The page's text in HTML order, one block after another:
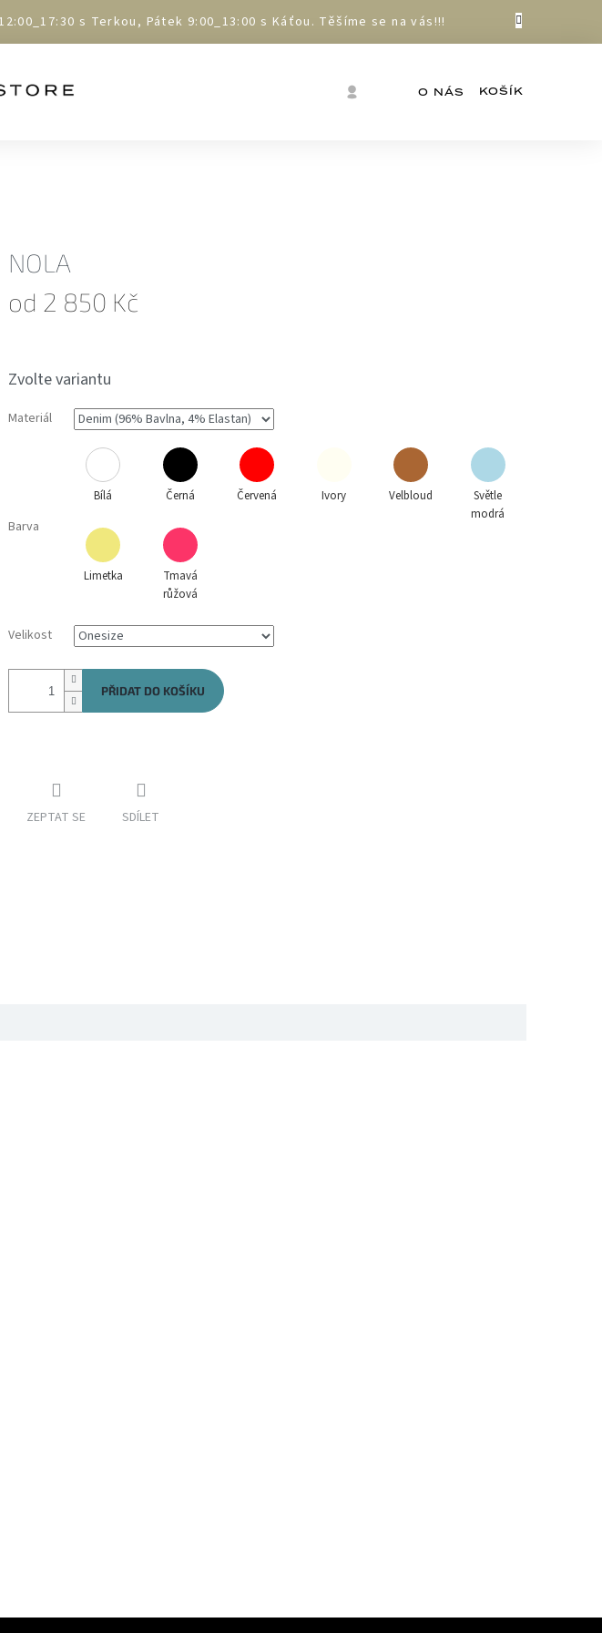
s Terkou, Pátek 9:00_13:00 s Káťou. Těšíme se na vás!!!
Nákupní
O NÁS
NOLA
od 2 850 Kč
Zvolte variantu
Materiál
Barva
Bílá Černá Červená Ivory Velbloud
Světle
modrá
Limetka
Tmavá
růžová
Velikost
PŘIDAT DO KOŠÍKU
ZEPTAT SE SDÍLET